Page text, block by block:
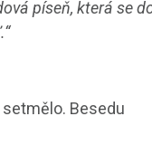
píseň, která se
Besedu